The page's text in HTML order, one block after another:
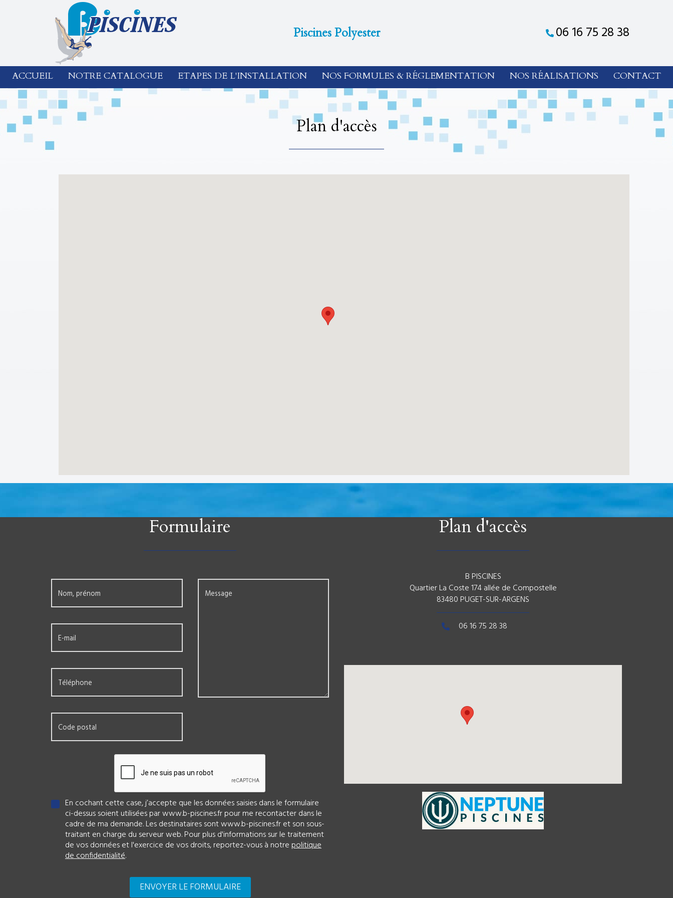
Piscines Polyester 06 16 75 28 38
ACCUEIL NOTRE CATALOGUE ETAPES DE L'INSTALLATION NOS FORMULES & RÉGLEMENTATION NOS RÉALISATIONS CONTACT
Plan d'accès
Formulaire
Nom, prénom
E-mail
Téléphone
Code postal
Message
En cochant cette case, j’accepte que les données saisies dans le formulaire
ci-dessus soient utilisées par www.b-piscines.fr pour me recontacter dans le
cadre de ma demande. Les destinataires sont www.b-piscines.fr et son sous-
traitant en charge du serveur web. Pour plus d'informations sur le traitement
de vos données et l'exercice de vos droits, reportez-vous à notre politique
de confidentialité.
Plan d'accès
B PISCINES
Quartier La Coste 174 allée de Compostelle
83480 PUGET-SUR-ARGENS
06 16 75 28 38